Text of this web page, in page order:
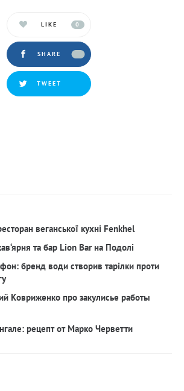
LIKE 0
SHARE
TWEET
веганської кухні Fenkhel
та бар Lion Bar на Подолі
бренд води створив тарілки проти
Ковриженко про закулисье работы
рецепт от Марко Черветти